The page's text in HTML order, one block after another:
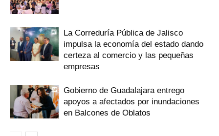
La Correduría Pública de Jalisco
impulsa la economía del estado dando
certeza al comercio y las pequeñas
empresas
Gobierno de Guadalajara entrego
apoyos a afectados por inundaciones
en Balcones de Oblatos